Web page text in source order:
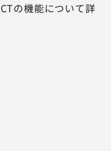
の機能について詳